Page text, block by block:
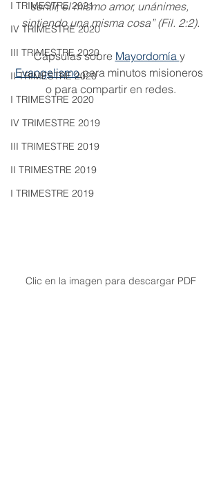
I TRIMESTRE 2021
IV TRIMESTRE 2020
III TRIMESTRE 2020
II TRIMESTRE 2020
I TRIMESTRE 2020
IV TRIMESTRE 2019
III TRIMESTRE 2019
II TRIMESTRE 2019
I TRIMESTRE 2019
sentir, el mismo amor, unánimes,
sintiendo una misma cosa” (Fil. 2:2).
Cápsulas sobre Mayordomía y
Evangelismo para minutos misioneros
o para compartir en redes.
Clic en la imagen para descargar PDF